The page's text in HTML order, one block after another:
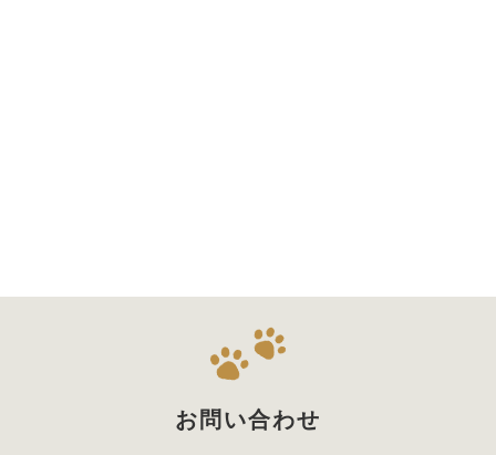
お問い合わせ